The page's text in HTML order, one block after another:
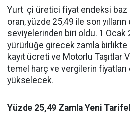
Yurt içi üretici fiyat endeksi baz
oran, yüzde 25,49 ile son
seviyelerinden biri oldu. 1 Ocak
yürürlüğe girecek zamla birlikte
kayıt ücreti ve Motorlu Taşıtlar
temel harç ve vergilerin
yükselecek.
Yüzde 25,49 Zamla Yeni